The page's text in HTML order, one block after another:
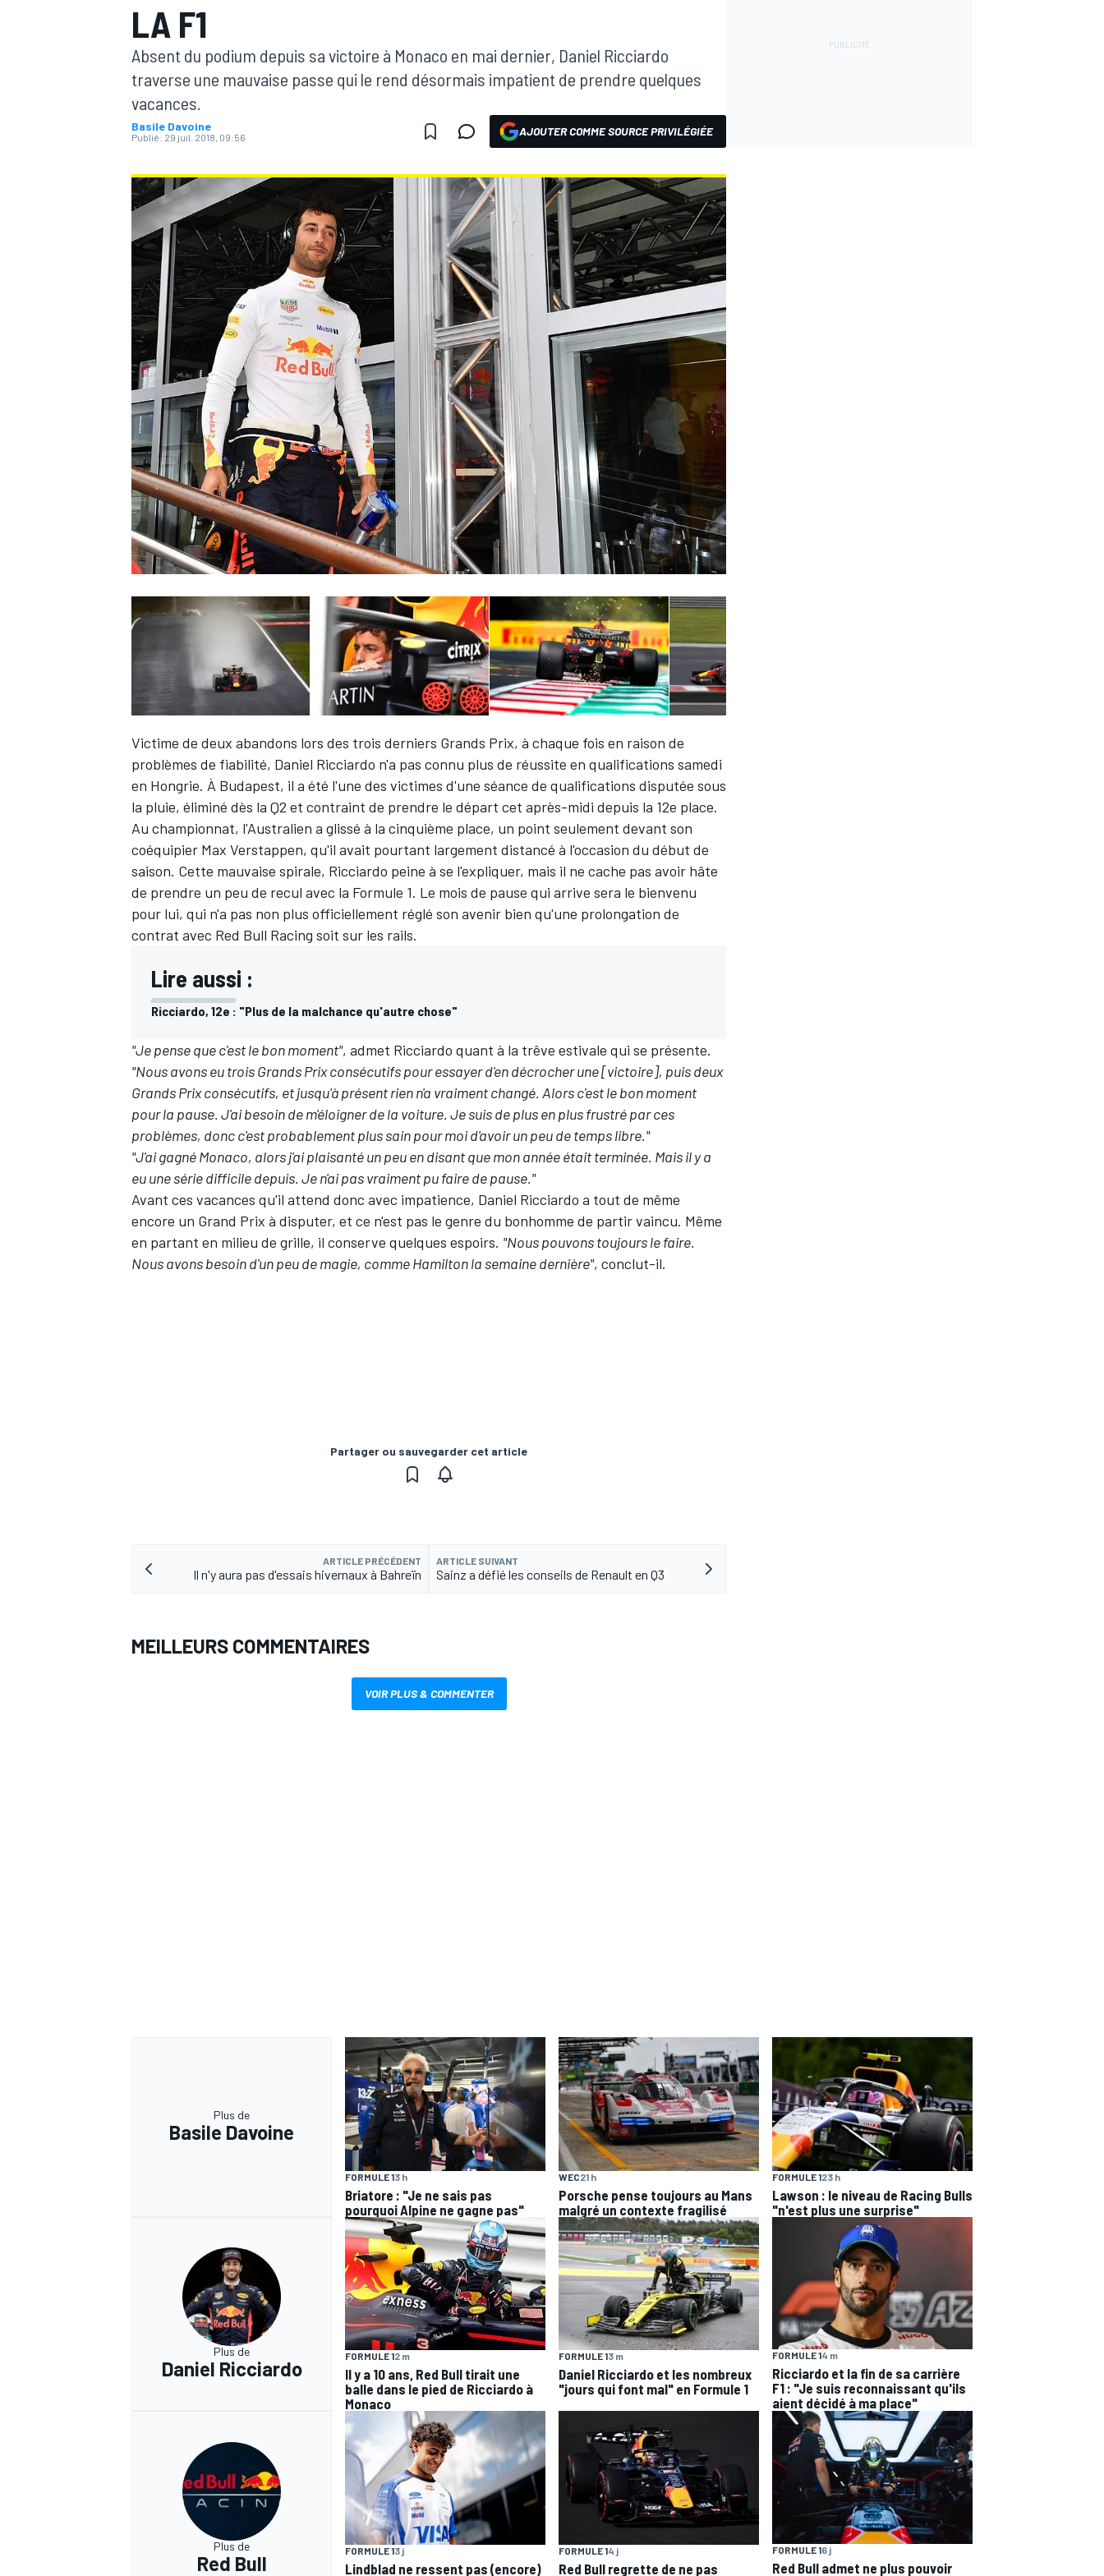
MOTOGP
WRC
WEC
AUTRES CHAMPIONNATS
LA F1
Absent du podium depuis sa victoire à Monaco en mai dernier, Daniel Ricciardo
traverse une mauvaise passe qui le rend désormais impatient de prendre quelques
vacances.
Basile Davoine
Publié: 29 juil. 2018, 09:56 AJOUTER COMME SOURCE PRIVILÉGIÉE
Victime de deux abandons lors des trois derniers Grands Prix, à chaque fois en raison de
problèmes de fiabilité, Daniel Ricciardo n'a pas connu plus de réussite en qualifications samedi
en Hongrie. À Budapest, il a été l'une des victimes d'une séance de qualifications disputée sous
la pluie, éliminé dès la Q2 et contraint de prendre le départ cet après-midi depuis la 12e place.
Au championnat, l'Australien a glissé à la cinquième place, un point seulement devant son
coéquipier Max Verstappen, qu'il avait pourtant largement distancé à l'occasion du début de
saison. Cette mauvaise spirale, Ricciardo peine à se l'expliquer, mais il ne cache pas avoir hâte
de prendre un peu de recul avec la Formule 1. Le mois de pause qui arrive sera le bienvenu
pour lui, qui n'a pas non plus officiellement réglé son avenir bien qu'une prolongation de
contrat avec Red Bull Racing soit sur les rails.
Lire aussi :
Ricciardo, 12e : "Plus de la malchance qu'autre chose"
"Je pense que c'est le bon moment", admet Ricciardo quant à la trêve estivale qui se présente.
"Nous avons eu trois Grands Prix consécutifs pour essayer d'en décrocher une [victoire], puis deux
Grands Prix consécutifs, et jusqu'à présent rien n'a vraiment changé. Alors c'est le bon moment
pour la pause. J'ai besoin de m'éloigner de la voiture. Je suis de plus en plus frustré par ces
problèmes, donc c'est probablement plus sain pour moi d'avoir un peu de temps libre."
"J'ai gagné Monaco, alors j'ai plaisanté un peu en disant que mon année était terminée. Mais il y a
eu une série difficile depuis. Je n'ai pas vraiment pu faire de pause."
Avant ces vacances qu'il attend donc avec impatience, Daniel Ricciardo a tout de même
encore un Grand Prix à disputer, et ce n'est pas le genre du bonhomme de partir vaincu. Même
en partant en milieu de grille, il conserve quelques espoirs. "Nous pouvons toujours le faire.
Nous avons besoin d'un peu de magie, comme Hamilton la semaine dernière", conclut-il.
Partager ou sauvegarder cet article
ARTICLE PRÉCÉDENT
Il n'y aura pas d'essais hivernaux à Bahreïn
ARTICLE SUIVANT
Sainz a défié les conseils de Renault en Q3
MEILLEURS COMMENTAIRES
VOIR PLUS & COMMENTER
Plus de
Basile Davoine
FORMULE 13 h
Briatore : "Je ne sais pas
pourquoi Alpine ne gagne pas"
WEC21 h
Porsche pense toujours au Mans
malgré un contexte fragilisé
FORMULE 123 h
Lawson : le niveau de Racing Bulls
"n'est plus une surprise"
Plus de
Daniel Ricciardo
FORMULE 12 m
Il y a 10 ans, Red Bull tirait une
balle dans le pied de Ricciardo à
Monaco
FORMULE 13 m
Daniel Ricciardo et les nombreux
"jours qui font mal" en Formule 1
FORMULE 14 m
Ricciardo et la fin de sa carrière
F1 : "Je suis reconnaissant qu'ils
aient décidé à ma place"
Plus de
Red Bull
FORMULE 13 j
Lindblad ne ressent pas (encore)
FORMULE 14 j
Red Bull regrette de ne pas
FORMULE 16 j
Red Bull admet ne plus pouvoir